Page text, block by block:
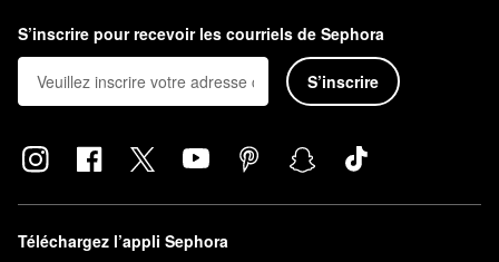
S’inscrire pour recevoir les courriels de Sephora
S’inscrire
Téléchargez l’appli Sephora